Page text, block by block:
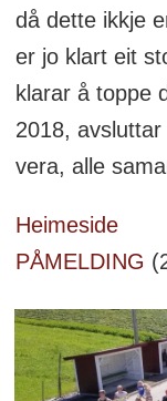
då dette ikkje
er jo klart eit
klarar å toppe
2018,
vera, alle
Heimeside
PÅMELDING